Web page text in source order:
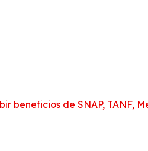
beneficios de SNAP, TANF,